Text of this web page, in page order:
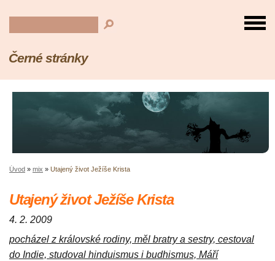
Černé stránky
Úvod » mix » Utajený život Ježíše Krista
Utajený život Ježíše Krista
4. 2. 2009
pocházel z královské rodiny, měl bratry a sestry, cestoval
do Indie, studoval hinduismus i budhismus, Máří